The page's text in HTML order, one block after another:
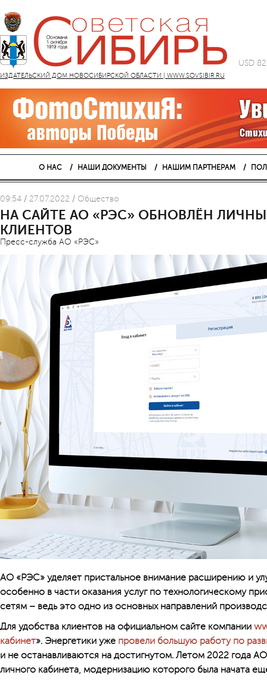
ИЗДАТЕЛЬСКИЙ ДОМ НОВОСИБИРСКОЙ ОБЛАСТИ | WWW.SOVSIBIR.RU
USD
О НАС НАШИ ДОКУМЕНТЫ НАШИМ ПАРТНЕРАМ
09:54 / 27.07.2022 / Общество
НА САЙТЕ АО «РЭС» ОБНОВЛЁН
КЛИЕНТОВ
Пресс-служба АО «РЭС»
АО «РЭС» уделяет пристальное внимание расширению и
особенно в части оказания услуг по технологическому
сетям – ведь это одно из основных направлений
Для удобства клиентов на официальном сайте компании
кабинет». Энергетики уже провели большую работу по
и не останавливаются на достигнутом. Летом 2022 года
личного кабинета, модернизацию которого была начата